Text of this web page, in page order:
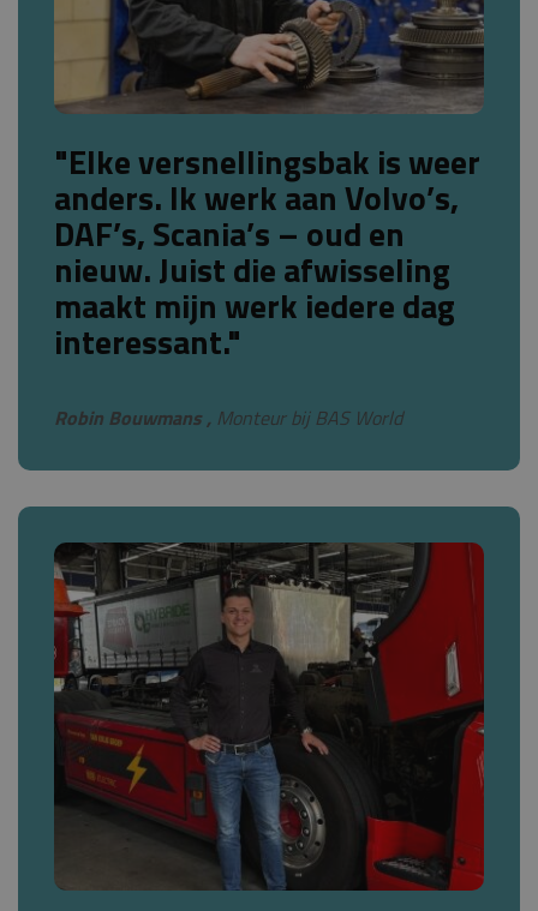
"Elke versnellingsbak is weer
anders. Ik werk aan Volvo’s,
DAF’s, Scania’s – oud en
nieuw. Juist die afwisseling
maakt mijn werk iedere dag
interessant."
Robin Bouwmans , Monteur bij BAS World